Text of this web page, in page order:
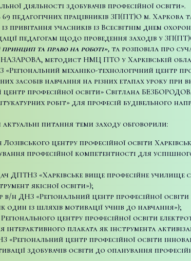
діяльності здобувачів професійної освіти».
педагогічних працівників ЗП(ПТ)О м. Харкова
привітання учасників із Всесвітнім днем
педагогам щодо проведення заходів у
та право на роботі», та розповіла про
методист НМЦ ПТО у Харківській
механіко-технологічний центр
засобів навчання на різних етапах уроку при
професійної освіти» Світлана
робіт» для професій будівельного
питання теми заходу обговорили:
центру професійної освіти
професійної компетентності для
ДПТНЗ «Харківське вище професійне училище
якісної освіти»);
ДНЗ «Регіональний центр професійної
із шляхів мотивації учнів до навчання»);
центру професійної освіти
плаката як інструмента
центр професійної освіти
здобувачів освіти до опанування